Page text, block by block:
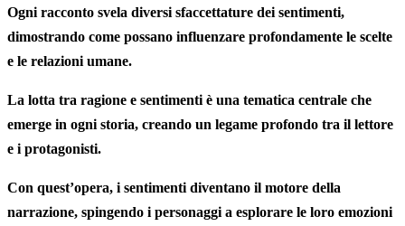
Ogni racconto svela diversi sfaccettature dei sentimenti,
dimostrando come possano influenzare profondamente le scelte
e le relazioni umane.
La lotta tra ragione e sentimenti è una tematica centrale che
emerge in ogni storia, creando un legame profondo tra il lettore
e i protagonisti.
Con quest’opera, i sentimenti diventano il motore della
narrazione, spingendo i personaggi a esplorare le loro emozioni